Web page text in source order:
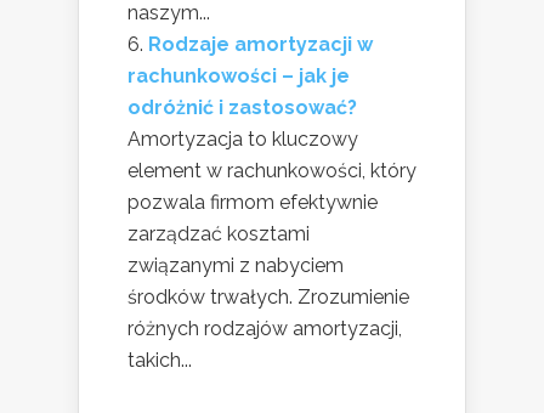
naszym...
Rodzaje amortyzacji w
rachunkowości – jak je
odróżnić i zastosować?
Amortyzacja to kluczowy
element w rachunkowości, który
pozwala firmom efektywnie
zarządzać kosztami
związanymi z nabyciem
środków trwałych. Zrozumienie
różnych rodzajów amortyzacji,
takich...